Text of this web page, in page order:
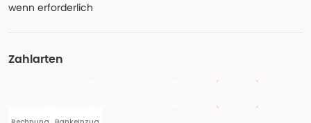
wenn erforderlich
Zahlarten